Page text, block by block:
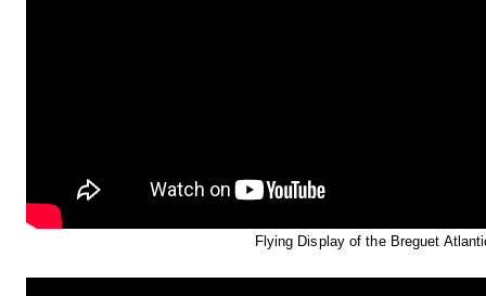
Flying Display of the Breguet